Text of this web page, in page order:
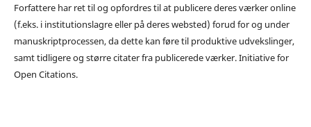
Forfattere har ret til og opfordres til at publicere deres værker online
(f.eks. i institutionslagre eller på deres websted) forud for og under
manuskriptprocessen, da dette kan føre til produktive udvekslinger,
samt tidligere og større citater fra publicerede værker. Initiative for
Open Citations.